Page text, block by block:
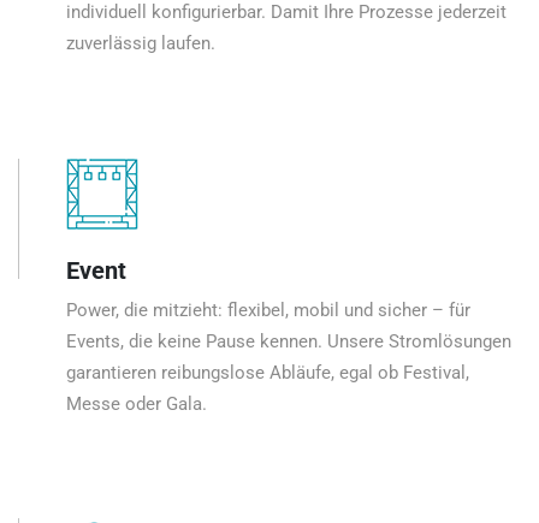
individuell konfigurierbar. Damit Ihre Prozesse jederzeit
zuverlässig laufen.
Event
Power, die mitzieht: flexibel, mobil und sicher – für
Events, die keine Pause kennen. Unsere Stromlösungen
garantieren reibungslose Abläufe, egal ob Festival,
Messe oder Gala.